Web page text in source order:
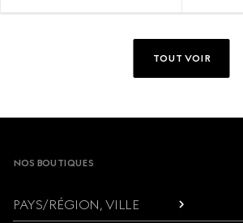
TOUT VOIR
Footer
NOS BOUTIQUES
PAYS/RÉGION, VILLE